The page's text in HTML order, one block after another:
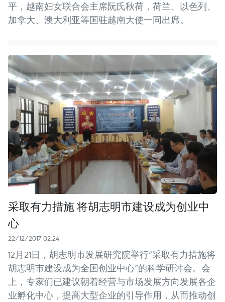
平，越南妇女联合会主席阮氏秋荷，荷兰、以色列、
加拿大、澳大利亚等国驻越南大使一同出席。
采取有力措施 将胡志明市建设成为创业中
心
22/12/2017 02:24
12月21日，胡志明市发展研究院举行“采取有力措施将
胡志明市建设成为全国创业中心”的科学研讨会。会
上，专家们已建议朝着经营与市场发展方向发展各企
业孵化中心，提高大型企业的引导作用，从而推动创